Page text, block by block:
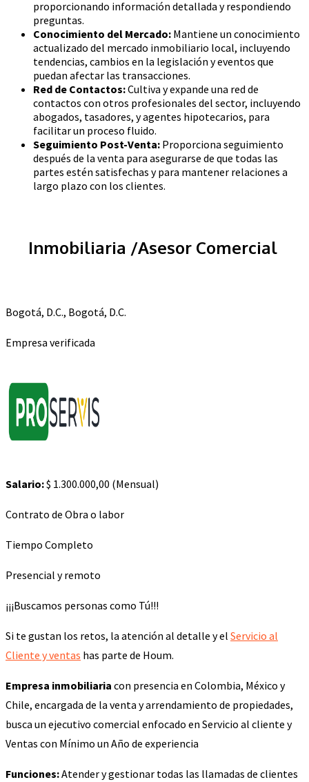
proporcionando información detallada y respondiendo
preguntas.
Conocimiento del Mercado: Mantiene un conocimiento
actualizado del mercado inmobiliario local, incluyendo
tendencias, cambios en la legislación y eventos que
puedan afectar las transacciones.
Red de Contactos:Cultiva y expande una red de
contactos con otros profesionales del sector, incluyendo
abogados, tasadores, y agentes hipotecarios, para
facilitar un proceso fluido.
Seguimiento Post-Venta: Proporciona seguimiento
después de la venta para asegurarse de que todas las
partes estén satisfechas y para mantener relaciones a
largo plazo con los clientes.
Inmobiliaria /Asesor Comercial
Bogotá, D.C., Bogotá, D.C.
Empresa verificada
Salario:$ 1.300.000,00 (Mensual)
Contrato de Obra o labor
Tiempo Completo
Presencial y remoto
¡¡¡Buscamos personas como Tú!!!
Si te gustan los retos, la atención al detalle y el Servicio al
Cliente y ventas has parte de Houm.
Empresa inmobiliaria con presencia en Colombia, México y
Chile, encargada de la venta y arrendamiento de propiedades,
busca un ejecutivo comercial enfocado en Servicio al cliente y
Ventas con Mínimo un Año de experiencia
Funciones:Atender y gestionar todas las llamadas de clientes